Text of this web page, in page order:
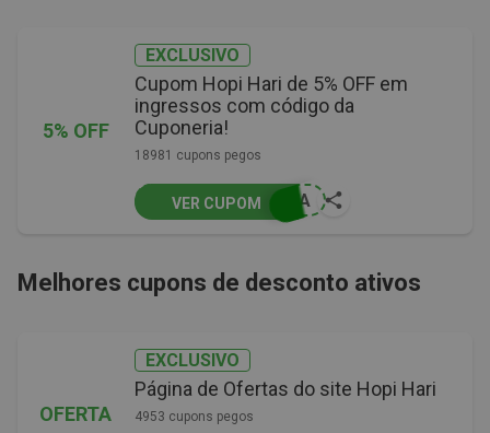
5% OFF
EXCLUSIVO
Cupom Hopi Hari de 5% OFF em
ingressos com código da
Cuponeria!
18981 cupons pegos
RIA
VER CUPOM
Melhores cupons de desconto ativos
OFERTA
EXCLUSIVO
Página de Ofertas do site Hopi Hari
4953 cupons pegos